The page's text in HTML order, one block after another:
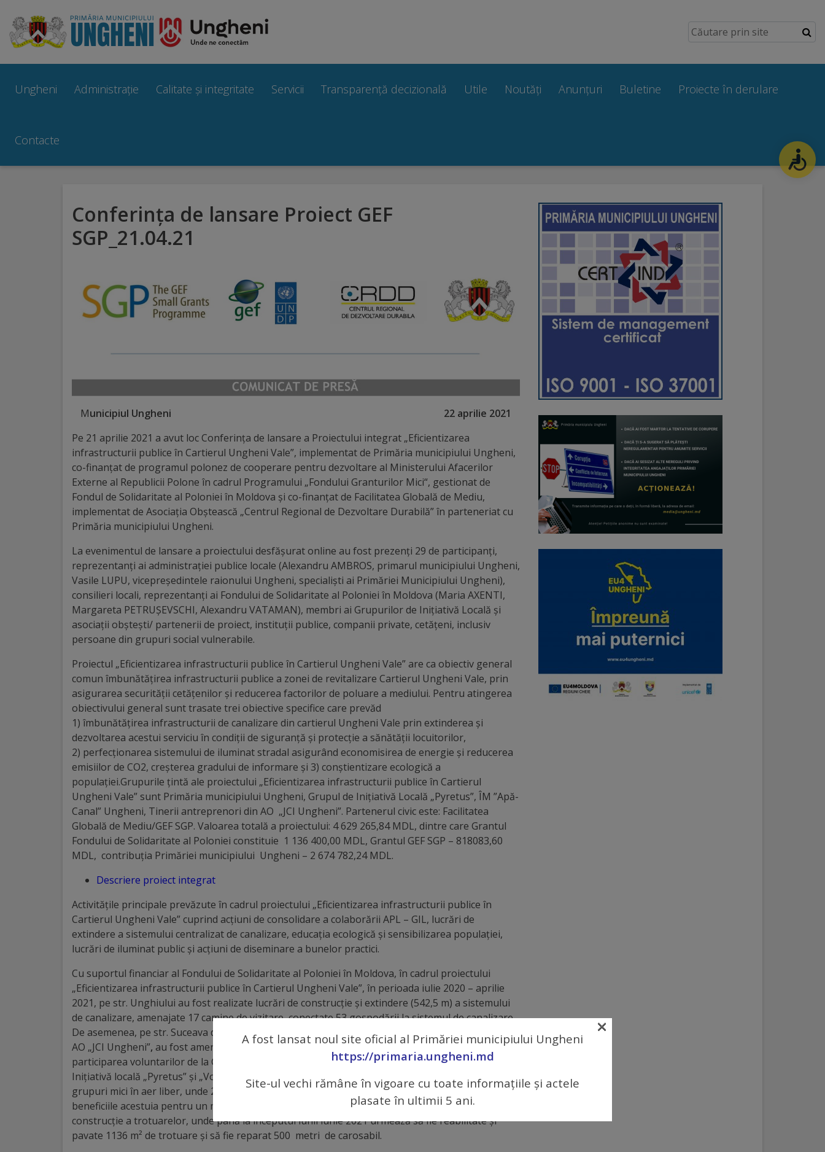
Ungheni
Prezentare
Simbolurile
orașului
brand
Distincții
onoare
Deținători
titlului
„Merite
pentru
Ungheni”
Diplome
Excelență
Ungheniul
turistic
Obiective
turistice
Sculpturi
(harta
sculpturilor)
Monumente
arhitecturale
Personalități
marcante
Sportivi
Orașul
imagini
Galerie
video
Galerii
Ungheni Administrație Calitate și integritate Servicii Transparență decizională Utile Noutăți Anunțuri Buletine Proiecte în derulare
Contacte
Conferința de lansare Proiect GEF
SGP_21.04.21
Municipiul Ungheni
22 aprilie 2021
Pe 21 aprilie 2021 a avut loc Conferința de lansare a Proiectului integrat „Eficientizarea
infrastructurii publice în Cartierul Ungheni Vale”, implementat de Primăria municipiului Ungheni,
co-finanțat de programul polonez de cooperare pentru dezvoltare al Ministerului Afacerilor
Externe al Republicii Polone în cadrul Programului „Fondului Granturilor Mici“, gestionat de
Fondul de Solidaritate al Poloniei în Moldova și co-finanțat de Facilitatea Globală de Mediu,
implementat de Asociația Obștească „Centrul Regional de Dezvoltare Durabilă” în parteneriat cu
Primăria municipiului Ungheni.
La evenimentul de lansare a proiectului desfășurat online au fost prezenți 29 de participanți,
reprezentanţi ai administraţiei publice locale (Alexandru AMBROS, primarul municipiului Ungheni,
Vasile LUPU, vicepreședintele raionului Ungheni, specialiști ai Primăriei Municipiului Ungheni),
consilieri locali, reprezentanți ai Fondului de Solidaritate al Poloniei în Moldova (Maria AXENTI,
Margareta PETRUȘEVSCHI, Alexandru VATAMAN), membri ai Grupurilor de Inițiativă Locală și
asociaţii obștești/ partenerii de proiect, instituții publice, companii private, cetăţeni, inclusiv
persoane din grupuri social vulnerabile.
Proiectul „Eficientizarea infrastructurii publice în Cartierul Ungheni Vale” are ca obiectiv general
comun îmbunătățirea infrastructurii publice a zonei de revitalizare Cartierul Ungheni Vale, prin
asigurarea securității cetățenilor și reducerea factorilor de poluare a mediului. Pentru atingerea
obiectivului general sunt trasate trei obiective specifice care prevăd
1) îmbunătățirea infrastructurii de canalizare din cartierul Ungheni Vale prin extinderea și
dezvoltarea acestui serviciu în condiții de siguranță și protecție a sănătății locuitorilor,
2) perfecționarea sistemului de iluminat stradal asigurând economisirea de energie și reducerea
emisiilor de CO2, creșterea gradului de informare și 3) conștientizare ecologică a
populației.Grupurile țintă ale proiectului „Eficientizarea infrastructurii publice în Cartierul
Ungheni Vale” sunt Primăria municipiului Ungheni, Grupul de Inițiativă Locală „Pyretus”, ÎM ”Apă-
Canal” Ungheni, Tinerii antreprenori din AO „JCI Ungheni”. Partenerul civic este: Facilitatea
Globală de Mediu/GEF SGP. Valoarea totală a proiectului: 4 629 265,84 MDL, dintre care Grantul
Fondului de Solidaritate al Poloniei constituie 1 136 400,00 MDL, Grantul GEF SGP – 818083,60
MDL, contribuția Primăriei municipiului Ungheni – 2 674 782,24 MDL.
Descriere proiect integrat
Activitățile principale prevăzute în cadrul proiectului „Eficientizarea infrastructurii publice în
Cartierul Ungheni Vale” cuprind acțiuni de consolidare a colaborării APL – GIL, lucrări de
extindere a sistemului centralizat de canalizare, educația ecologică și sensibilizarea populației,
lucrări de iluminat public și acțiuni de diseminare a bunelor practici.
Cu suportul financiar al Fondului de Solidaritate al Poloniei în Moldova, în cadrul proiectului
„Eficientizarea infrastructurii publice în Cartierul Ungheni Vale”, în perioada iulie 2020 – aprilie
2021, pe str. Unghiului au fost realizate lucrări de construcție și extindere (542,5 m) a sistemului
de canalizare, amenajate 17 camine de vizitare, conectate 53 gospodării la sistemul de canalizare.
De asemenea, pe str. Suceava din Cartierul Ungheni Vale a fost amenajată o fântână cu suportul
AO „JCI Ungheni”, au fost amenajate și salubrizate 2 izvoare în Cartierul Ungheni Vale cu
participarea voluntarilor de la Centrul de Excelență în Securitatea Frontierei, Grupurile de
Inițiativă locală „Pyretus” și „Voluntarii ProUngheni”, au fost organizate 7 întâlniri individuale/ cu
grupuri mici în aer liber, unde 27 de locuitori s-au informat privind sistemul de canalizare și
beneficiile acestuia pentru un mediu curat. Recent, pe str. Unghiului au demarat lucrările de
construcție a trotuarelor, unde până la începutul lunii iunie 2021 urmează să fie reabilitate și
pavate 1136 m² de trotuare și să fie reparat 500 metri de carosabil.
A fost lansat noul site oficial al Primăriei municipiului Ungheni
https://primaria.ungheni.md
Site-ul vechi rămâne în vigoare cu toate informațiile și actele
plasate în ultimii 5 ani.
×